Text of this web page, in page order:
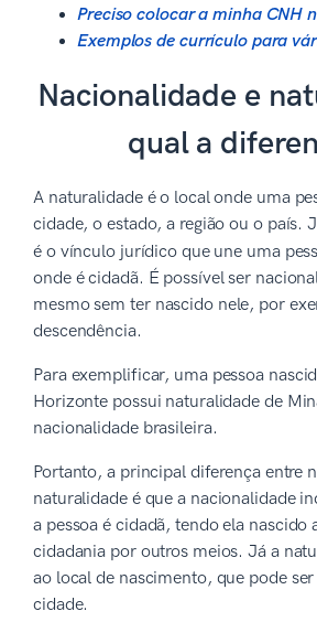
Preciso colocar a minha CNH
Exemplos de currículo para
Nacionalidade e
qual a
A naturalidade é o local onde uma
cidade, o estado, a região ou o país.
é o vínculo jurídico que une uma
onde é cidadã. É possível ser
mesmo sem ter nascido nele, por
descendência.
Para exemplificar, uma pessoa
Horizonte possui naturalidade de
nacionalidade brasileira.
Portanto, a principal diferença entre
naturalidade é que a nacionalidade
a pessoa é cidadã, tendo ela nascido
cidadania por outros meios. Já a
ao local de nascimento, que pode
cidade.